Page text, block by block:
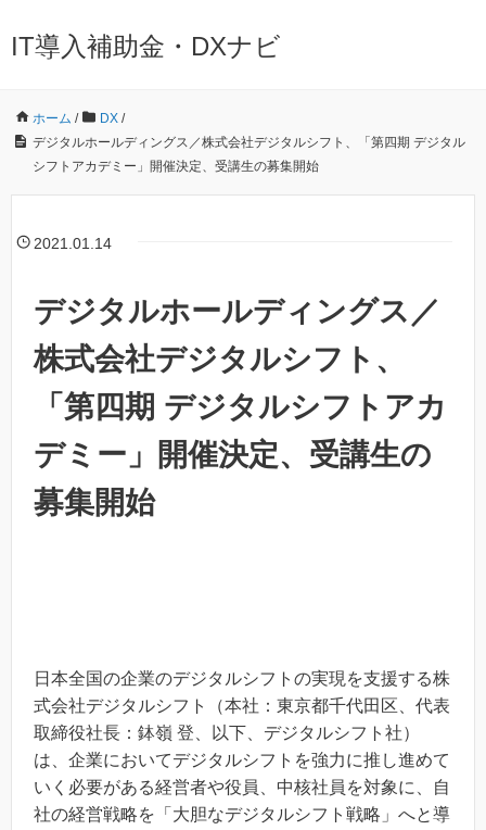
IT導入補助金・DXナビ
ホーム / DX /
デジタルホールディングス／株式会社デジタルシフト、「第四期 デジタル
シフトアカデミー」開催決定、受講生の募集開始
2021.01.14
デジタルホールディングス／
株式会社デジタルシフト、
「第四期 デジタルシフトアカ
デミー」開催決定、受講生の
募集開始
日本全国の企業のデジタルシフトの実現を支援する株
式会社デジタルシフト（本社：東京都千代田区、代表
取締役社長：鉢嶺 登、以下、デジタルシフト社）
は、企業においてデジタルシフトを強力に推し進めて
いく必要がある経営者や役員、中核社員を対象に、自
社の経営戦略を「大胆なデジタルシフト戦略」へと導